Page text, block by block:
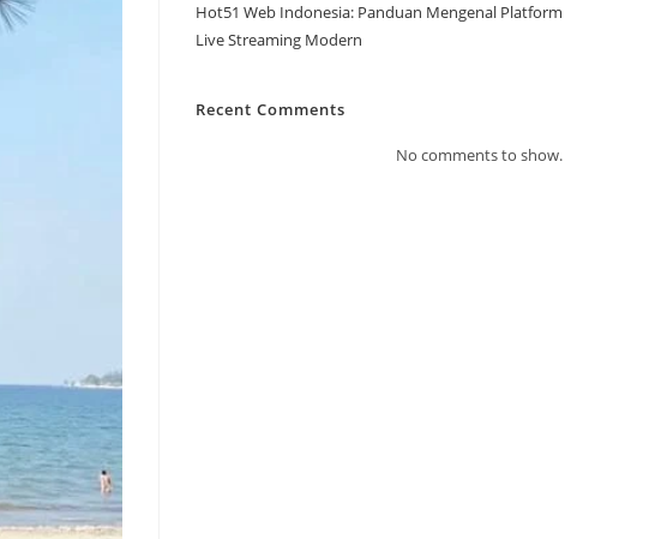
Hot51 Web Indonesia: Panduan Mengenal Platform
Live Streaming Modern
Recent Comments
No comments to show.